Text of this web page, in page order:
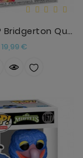
Figura POP Bridgerton Queen Charlotte
19,99 €Precio